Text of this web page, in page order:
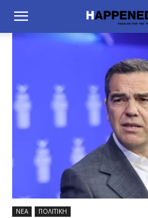
ΝΕΑ ΠΟΛΙΤΙΚΗ